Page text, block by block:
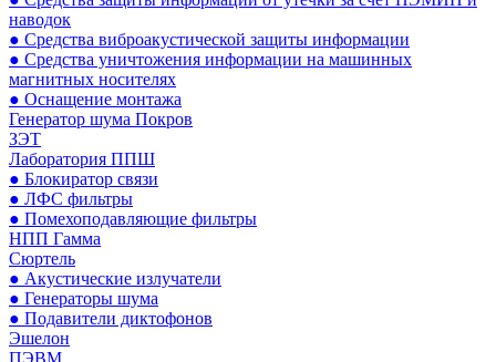
наводок
● Средства виброакустической защиты информации
● Средства уничтожения информации на машинных
магнитных носителях
● Оснащение монтажа
Генератор шума Покров
ЗЭТ
Лаборатория ППШ
● Блокиратор связи
● ЛФС фильтры
● Помехоподавляющие фильтры
НПП Гамма
Сюртель
● Акустические излучатели
● Генераторы шума
● Подавители диктофонов
Эшелон
ПЭВМ